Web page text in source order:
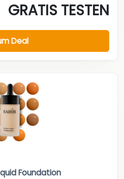
GRATIS TESTEN
Deal
Foundation